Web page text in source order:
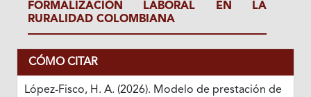
FORMALIZACIÓN LABORAL EN LA
RURALIDAD COLOMBIANA
CÓMO CITAR
López-Fisco, H. A. (2026). Modelo de prestación de